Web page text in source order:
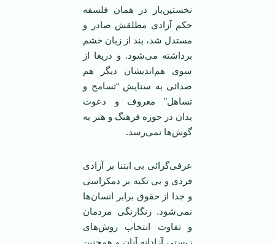
نخستین‌بار در همان فلسفه
حکم آزادی مطلقش صادر و
مستدل شد، بند از زبان خشم
برداشته می‌شود. و دریغا از
سوی هم‌اندیشان دیگر هم
صدائی به ستایش “تسامح و
تساهل” معروف و دعوت
بدان در حوزه فرهنگ و هنر به
گوش‌ها نمی‌رسد.
عرفی‌گرائی بی ابتنا بر آزادی
فردی و بی تکیه بر دمکراسی
و جدا از حقوق برابر انسان‌ها
نمی‌شود. رنگارنگی مردمان
و تفاوت انتخاب روش‌های
زیستی آزادانه آنان و همچنین